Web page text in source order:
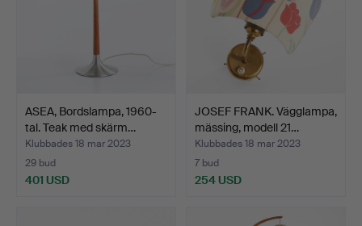
ASEA, Bordslampa, 1960-
tal. Teak med skärm…
Klubbades 18 mar 2023
29 bud
401 USD
JOSEF FRANK. Vägglampa,
mässing, modell 21…
Klubbades 18 mar 2023
7 bud
254 USD